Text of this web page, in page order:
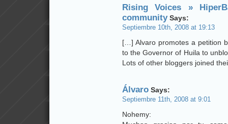
Rising Voices »
communitySays:
Septiembre 10th, 2008 at 19:13
[…] Alvaro promotes a petition
to the Governor of Huila to
Lots of other bloggers joined
Álvaro Says:
Septiembre 11th, 2008 at 9:01
Nohemy: